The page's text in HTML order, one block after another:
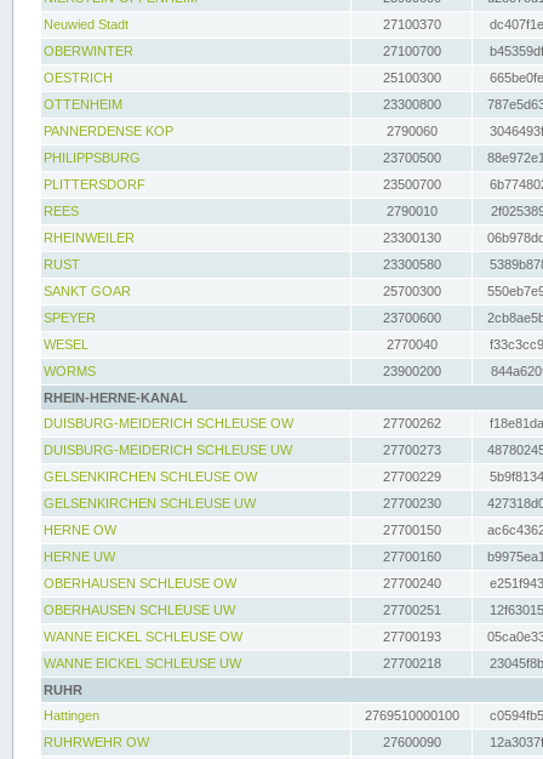
Neuwied Stadt
27100370
OBERWINTER
27100700
OESTRICH
25100300
OTTENHEIM
23300800
PANNERDENSE KOP
2790060
PHILIPPSBURG
23700500
PLITTERSDORF
23500700
REES
2790010
RHEINWEILER
23300130
RUST
23300580
SANKT GOAR
25700300
SPEYER
23700600
WESEL
2770040
WORMS
23900200
RHEIN-HERNE-KANAL
DUISBURG-MEIDERICH SCHLEUSE OW
27700262
DUISBURG-MEIDERICH SCHLEUSE UW
27700273
GELSENKIRCHEN SCHLEUSE OW
27700229
GELSENKIRCHEN SCHLEUSE UW
27700230
HERNE OW
27700150
HERNE UW
27700160
OBERHAUSEN SCHLEUSE OW
27700240
OBERHAUSEN SCHLEUSE UW
27700251
WANNE EICKEL SCHLEUSE OW
27700193
WANNE EICKEL SCHLEUSE UW
27700218
RUHR
Hattingen
2769510000100
RUHRWEHR OW
27600090